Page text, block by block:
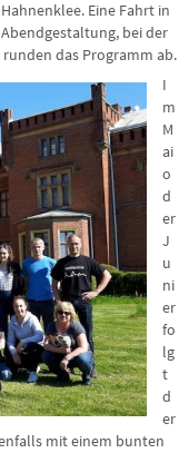
Eine Fahrt in
bei der
das Programm ab.
I
m
M
ai
o
d
er
J
u
ni
er
fo
lg
t
d
er
mit einem bunten